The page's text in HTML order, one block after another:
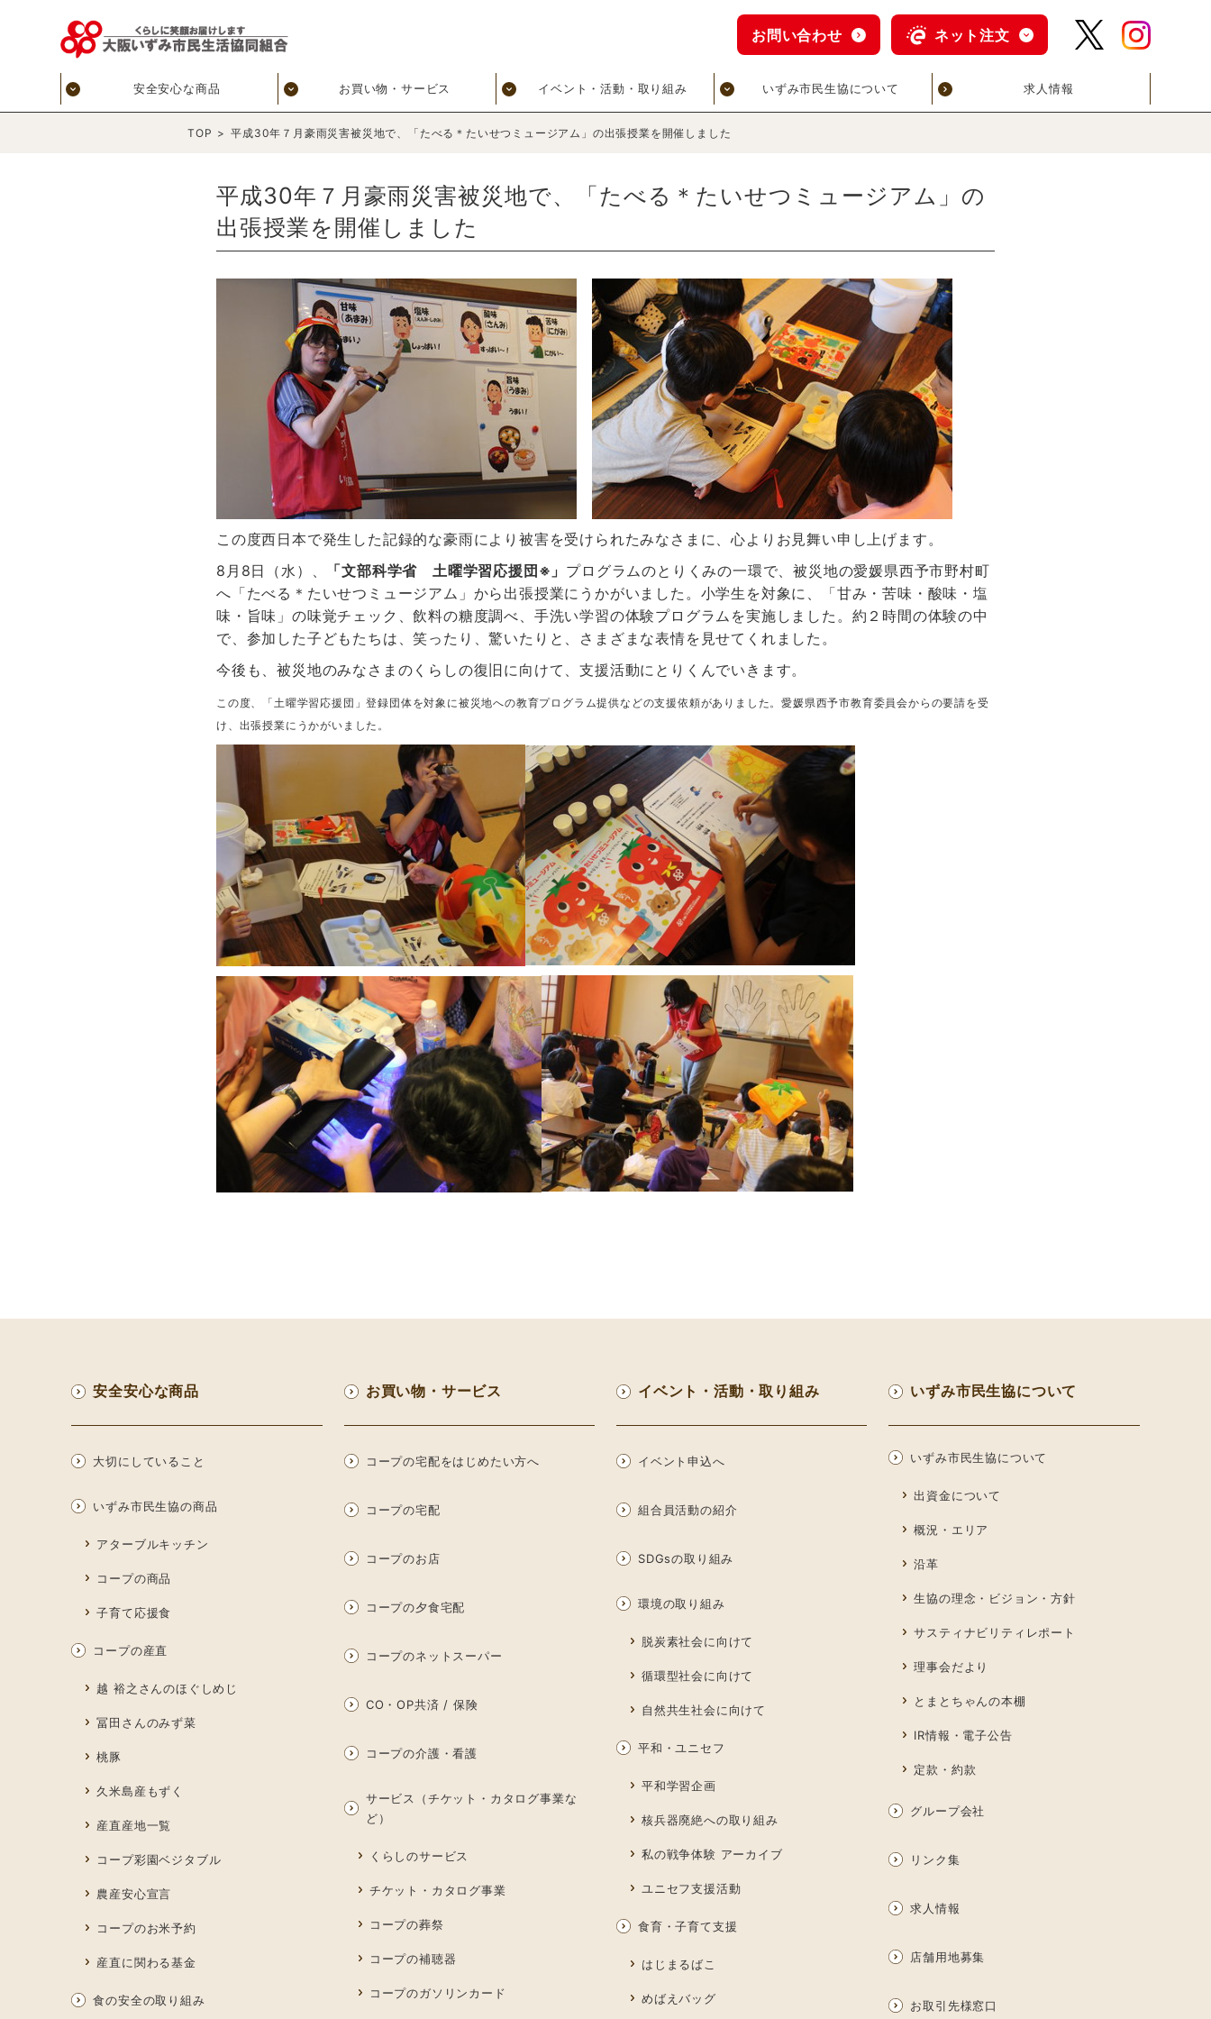
安全安心な商品 お買い物・サービス イベント・活動・取り組み いずみ市民生協について 求人情報
お問い合わせ ネット注文
TOP > 平成30年７月豪雨災害被災地で、「たべる＊たいせつミュージアム」の出張授業を開催しました
平成30年７月豪雨災害被災地で、「たべる＊たいせつミュージアム」の
出張授業を開催しました
この度西日本で発生した記録的な豪雨により被害を受けられたみなさまに、心よりお見舞い申し上げます。
8月8日（水）、
「文部科学省 土曜学習応援団※」 プログラムのとりくみの一環で、被災地の愛媛県西予市野村町
へ「たべる＊たいせつミュージアム」から出張授業にうかがいました。小学生を対象に、「甘み・苦味・酸味・塩
味・旨味」の味覚チェック、飲料の糖度調べ、手洗い学習の体験プログラムを実施しました。約２時間の体験の中
で、参加した子どもたちは、笑ったり、驚いたりと、さまざまな表情を見せてくれました。
今後も、被災地のみなさまのくらしの復旧に向けて、支援活動にとりくんでいきます。
この度、「土曜学習応援団」登録団体を対象に被災地への教育プログラム提供などの支援依頼がありました。愛媛県西予市教育委員会からの要請を受
け、出張授業にうかがいました。
安全安心な商品
大切にしていること
いずみ市民生協の商品
アターブルキッチン
コープの商品
子育て応援食
コープの産直
越 裕之さんのほぐしめじ
冨田さんのみず菜
桃豚
久米島産もずく
産直産地一覧
コープ彩園ベジタブル
農産安心宣言
コープのお米予約
産直に関わる基金
食の安全の取り組み
お買い物・サービス
コープの宅配をはじめたい方へ
コープの宅配
コープのお店
コープの夕食宅配
コープのネットスーパー
CO・OP共済 / 保険
コープの介護・看護
サービス（チケット・カタログ事業な
ど）
くらしのサービス
チケット・カタログ事業
コープの葬祭
コープの補聴器
コープのガソリンカード
イベント・活動・取り組み
イベント申込へ
組合員活動の紹介
SDGsの取り組み
環境の取り組み
脱炭素社会に向けて
循環型社会に向けて
自然共生社会に向けて
平和・ユニセフ
平和学習企画
核兵器廃絶への取り組み
私の戦争体験 アーカイブ
ユニセフ支援活動
食育・子育て支援
はじまるばこ
めばえバッグ
いずみ市民生協について
いずみ市民生協について
出資金について
概況・エリア
沿革
生協の理念・ビジョン・方針
サスティナビリティレポート
理事会だより
とまとちゃんの本棚
IR情報・電子公告
定款・約款
グループ会社
リンク集
求人情報
店舗用地募集
お取引先様窓口